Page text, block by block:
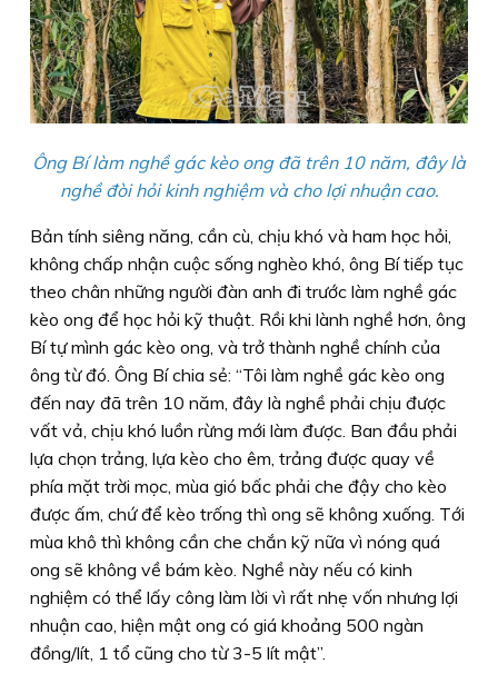
Ông Bí làm nghề gác kèo ong đã trên 10 năm, đây là
nghề đòi hỏi kinh nghiệm và cho lợi nhuận cao.
Bản tính siêng năng, cần cù, chịu khó và ham học hỏi,
không chấp nhận cuộc sống nghèo khó, ông Bí tiếp tục
theo chân những người đàn anh đi trước làm nghề gác
kèo ong để học hỏi kỹ thuật. Rồi khi lành nghề hơn, ông
Bí tự mình gác kèo ong, và trở thành nghề chính của
ông từ đó. Ông Bí chia sẻ: “Tôi làm nghề gác kèo ong
đến nay đã trên 10 năm, đây là nghề phải chịu được
vất vả, chịu khó luồn rừng mới làm được. Ban đầu phải
lựa chọn trảng, lựa kèo cho êm, trảng được quay về
phía mặt trời mọc, mùa gió bấc phải che đậy cho kèo
được ấm, chứ để kèo trống thì ong sẽ không xuống. Tới
mùa khô thì không cần che chắn kỹ nữa vì nóng quá
ong sẽ không về bám kèo. Nghề này nếu có kinh
nghiệm có thể lấy công làm lời vì rất nhẹ vốn nhưng lợi
nhuận cao, hiện mật ong có giá khoảng 500 ngàn
đồng/lít, 1 tổ cũng cho từ 3-5 lít mật”.